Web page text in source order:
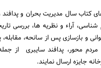
کتاب سال مدیریت بحران و پدافند
آراء و نظریه ها، بررسی
و بازسازی پس از سانحه، مقابله،
مردم محور، پدافند سایبری از
جایزه ارسال نمایند.